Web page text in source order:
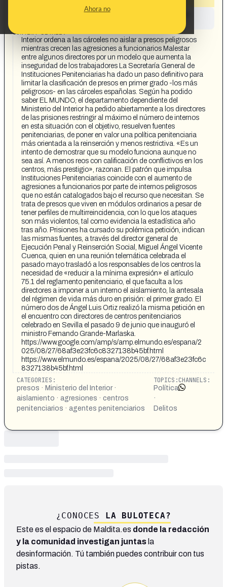
Ahora no
This content has not yet been investigated by the
CONTENT DETAIL:
Interior ordena a las cárceles no aislar a presos peligrosos
mientras crecen las agresiones a funcionarios Malestar
entre algunos directores por un modelo que aumenta la
inseguridad de los trabajadores La Secretaría General de
Instituciones Penitenciarias ha dado un paso definitivo para
limitar la clasificación de presos en primer grado -los más
peligrosos- en las cárceles españolas. Según ha podido
saber EL MUNDO, el departamento dependiente del
Ministerio del Interior ha pedido abiertamente a los directores
de las prisiones restringir al máximo el número de internos
en esta situación con el objetivo, resuelven fuentes
penitenciarias, de poner en valor una política penitenciaria
más orientada a la reinserción y menos restrictiva. «Es un
intento de demostrar que su modelo funciona aunque no
sea así. A menos reos con calificación de conflictivos en los
centros, más prestigio», razonan. El patrón que impulsa
Instituciones Penitenciarias coincide con el aumento de
agresiones a funcionarios por parte de internos peligrosos
que no están catalogados bajo el recurso que necesitan. Se
trata de presos que viven en módulos ordinarios a pesar de
tener perfiles de multirreincidencia, con lo que los ataques
son más violentos, tal como evidencia la estadística año
tras año. Prisiones ha cursado su polémica petición, indican
las mismas fuentes, a través del director general de
Ejecución Penal y Reinserción Social, Miguel Ángel Vicente
Cuenca, quien en una reunión telemática celebrada el
pasado mayo trasladó a los responsables de los centros la
necesidad de «reducir a la mínima expresión» el artículo
75.1 del reglamento penitenciario, el que faculta a los
directores a imponer a un interno el aislamiento, la antesala
del régimen de vida más duro en prisión: el primer grado. El
número dos de Ángel Luis Ortiz realizó la misma petición en
el encuentro con directores de centros penitenciarios
celebrado en Sevilla el pasado 9 de junio que inauguró el
ministro Fernando Grande-Marlaska.
https://www.google.com/amp/s/amp.elmundo.es/espana/2
025/08/27/68af3e23fc6c8327138b45bf.html
https://www.elmundo.es/espana/2025/08/27/68af3e23fc6c
8327138b45bf.html
CATEGORIES:
presos · Ministerio del Interior ·
aislamiento · agresiones · centros
penitenciarios · agentes penitenciarios
TOPICS:
Política
·
Delitos
CHANNELS:
¿CONOCES LA BULOTECA?
Este es el espacio de Maldita.es donde la redacción
y la comunidad investigan juntas la
desinformación. Tú también puedes contribuir con tus
pistas.